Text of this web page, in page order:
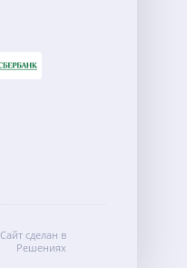
Сайт сделан в
Решениях